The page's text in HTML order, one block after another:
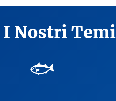
I Nostri Temi
🐟